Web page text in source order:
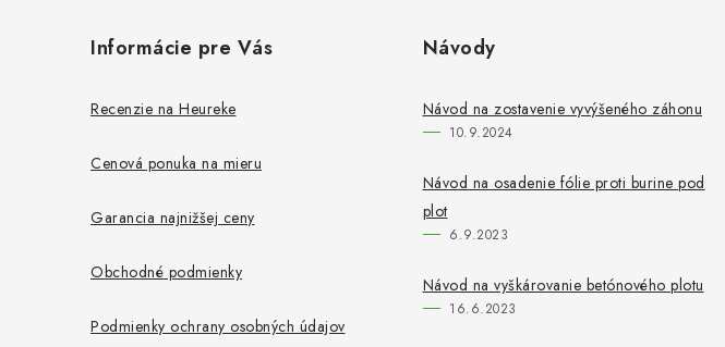
Informácie pre Vás
Recenzie na Heureke
Cenová ponuka na mieru
Garancia najnižšej ceny
Obchodné podmienky
Podmienky ochrany osobných údajov
Návody
Návod na zostavenie vyvýšeného záhonu
10.9.2024
Návod na osadenie fólie proti burine pod
plot
6.9.2023
Návod na vyškárovanie betónového plotu
16.6.2023